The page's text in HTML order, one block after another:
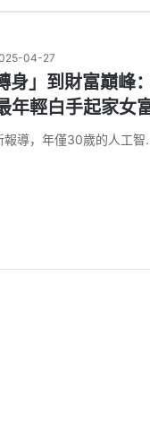
04-27
身」到財富巔峰
年輕白手起家女
報導，年僅30歲的人工智